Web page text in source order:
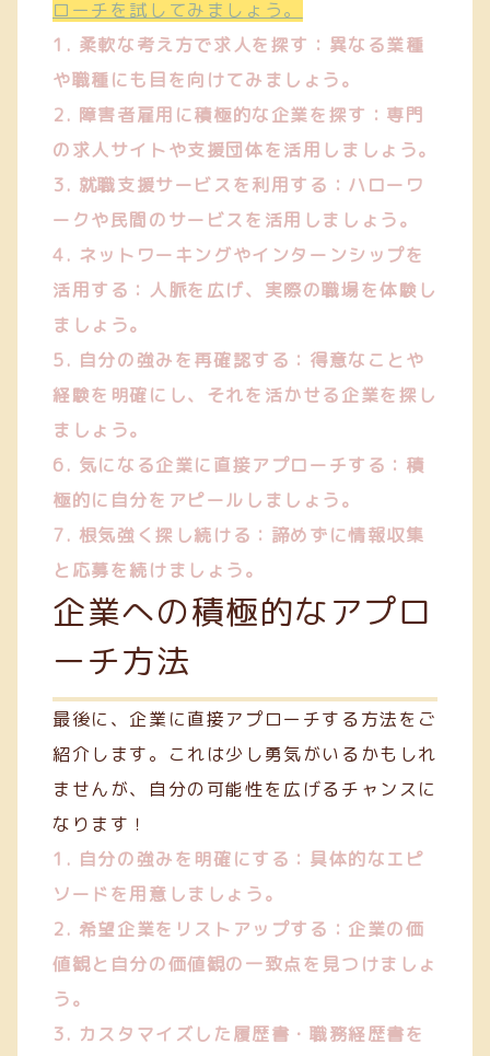
ローチを試してみましょう。
1. 柔軟な考え方で求人を探す：異なる業種
や職種にも目を向けてみましょう。
2. 障害者雇用に積極的な企業を探す：専門
の求人サイトや支援団体を活用しましょう。
3. 就職支援サービスを利用する：ハローワ
ークや民間のサービスを活用しましょう。
4. ネットワーキングやインターンシップを
活用する：人脈を広げ、実際の職場を体験し
ましょう。
5. 自分の強みを再確認する：得意なことや
経験を明確にし、それを活かせる企業を探し
ましょう。
6. 気になる企業に直接アプローチする：積
極的に自分をアピールしましょう。
7. 根気強く探し続ける：諦めずに情報収集
と応募を続けましょう。
企業への積極的なアプロ
ーチ方法
最後に、企業に直接アプローチする方法をご
紹介します。これは少し勇気がいるかもしれ
ませんが、自分の可能性を広げるチャンスに
なります！
1. 自分の強みを明確にする：具体的なエピ
ソードを用意しましょう。
2. 希望企業をリストアップする：企業の価
値観と自分の価値観の一致点を見つけましょ
う。
3. カスタマイズした履歴書・職務経歴書を